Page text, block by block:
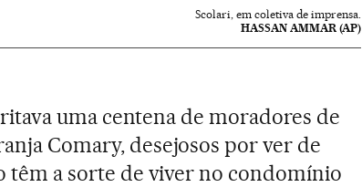
Scolari, em coletiva de imprensa.
HASSAN AMMAR (AP)
uma centena de moradores de
Comary, desejosos por ver de
têm a sorte de viver no condomínio